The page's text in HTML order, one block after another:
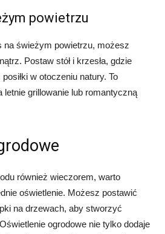
powietrzu
świeżym powietrzu, możesz
Postaw stół i krzesła, gdzie
w otoczeniu natury. To
letnie grillowanie lub romantyczną
również wieczorem, warto
oświetlenie. Możesz postawić
na drzewach, aby stworzyć
ogrodowe nie tylko dodaje